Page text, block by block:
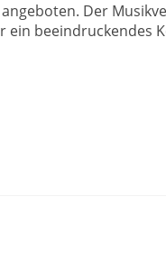
Der
ein beeindruckendes